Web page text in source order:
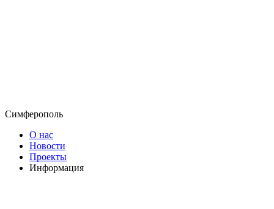
Симферополь
О нас
Новости
Проекты
Информация